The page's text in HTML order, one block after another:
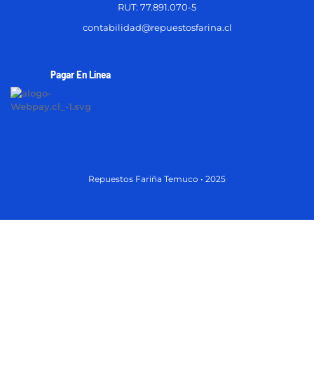
RUT: 77.891.070-5
contabilidad@repuestosfarina.cl
Pagar En Línea
Repuestos Fariña Temuco • 2025